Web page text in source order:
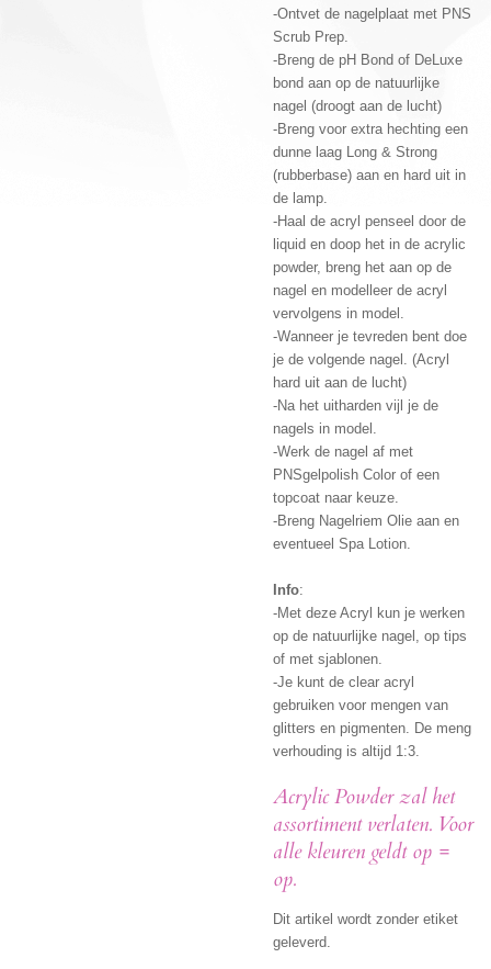
-Ontvet de nagelplaat met PNS
Scrub Prep.
-Breng de pH Bond of DeLuxe
bond aan op de natuurlijke
nagel (droogt aan de lucht)
-Breng voor extra hechting een
dunne laag Long & Strong
(rubberbase) aan en hard uit in
de lamp.
-Haal de acryl penseel door de
liquid en doop het in de acrylic
powder, breng het aan op de
nagel en modelleer de acryl
vervolgens in model.
-Wanneer je tevreden bent doe
je de volgende nagel. (Acryl
hard uit aan de lucht)
-Na het uitharden vijl je de
nagels in model.
-Werk de nagel af met
PNSgelpolish Color of een
topcoat naar keuze.
-Breng Nagelriem Olie aan en
eventueel Spa Lotion.
Info:
-Met deze Acryl kun je werken
op de natuurlijke nagel, op tips
of met sjablonen.
-Je kunt de clear acryl
gebruiken voor mengen van
glitters en pigmenten. De meng
verhouding is altijd 1:3.
Acrylic Powder zal het
assortiment verlaten. Voor
alle kleuren geldt op =
op.
Dit artikel wordt zonder etiket
geleverd.